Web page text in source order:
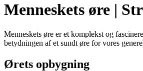
Menneskets øre |
Menneskets øre er et komplekst og
betydningen af et sundt øre for vores
Ørets opbygning